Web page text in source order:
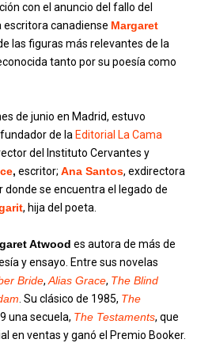
con el anuncio del fallo del
escritora canadiense Margaret
las figuras más relevantes de la
tanto por su poesía como
de junio en Madrid, estuvo
de la Editorial La Cama
del Instituto Cervantes y
, escritor;Ana Santos, exdirectora
donde se encuentra el legado de
, hija del poeta.
Atwood es autora de más de
y ensayo. Entre sus novelas
Bride,Alias Grace, The Blind
. Su clásico de 1985, The
una secuela, The Testaments, que
en ventas y ganó el Premio Booker.